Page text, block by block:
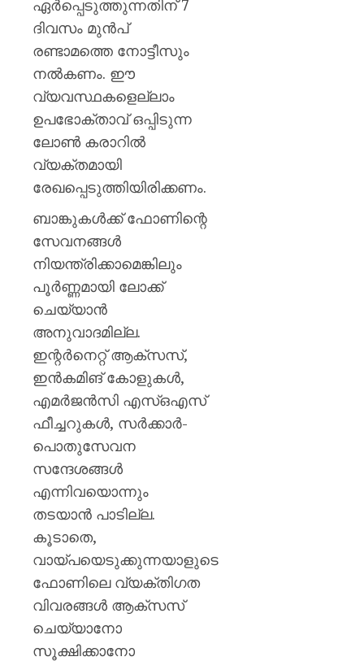
ഏർപ്പെടുത്തുന്നതിന് 7
ദിവസം മുൻപ്
രണ്ടാമത്തെ നോട്ടീസും
നൽകണം. ഈ
വ്യവസ്ഥകളെല്ലാം
ഉപഭോക്താവ് ഒപ്പിടുന്ന
ലോൺ കരാറിൽ
വ്യക്തമായി
രേഖപ്പെടുത്തിയിരിക്കണം.
ബാങ്കുകൾക്ക് ഫോണിന്റെ
സേവനങ്ങൾ
നിയന്ത്രിക്കാമെങ്കിലും
പൂർണ്ണമായി ലോക്ക്
ചെയ്യാൻ
അനുവാദമില്ല.
ഇന്റർനെറ്റ് ആക്സസ്,
ഇൻകമിങ് കോളുകൾ,
എമർജൻസി എസ്ഒഎസ്
ഫീച്ചറുകൾ, സർക്കാർ-
പൊതുസേവന
സന്ദേശങ്ങൾ
എന്നിവയൊന്നും
തടയാൻ പാടില്ല.
കൂടാതെ,
വായ്പയെടുക്കുന്നയാളുടെ
ഫോണിലെ വ്യക്തിഗത
വിവരങ്ങൾ ആക്‌സസ്
ചെയ്യാനോ
സൂക്ഷിക്കാനോ